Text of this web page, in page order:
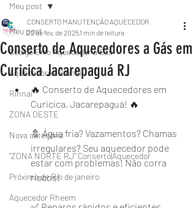
Meu post
Código Erro Aquecedor a Gás
Aquecedores Rinnai
Rinnai
ZONA OESTE
Nova categoria
"ZONA NORTE RJ" Conserto|Aquecedor
Próximo de Rio de janeiro
Aquecedor Rheem
Meu post
Conserto de Aquecedores a Gás em
Curicica Jacarepaguá RJ
CONSERTO MANUTENÇÃO AQUECEDOR
22 de fev. de 20251 min de leitura
🔥 Conserto de Aquecedores em
Curicica, Jacarepaguá! 🔥
🚿 Água fria? Vazamentos? Chamas
irregulares? Seu aquecedor pode
estar com problemas! Não corra
riscos!